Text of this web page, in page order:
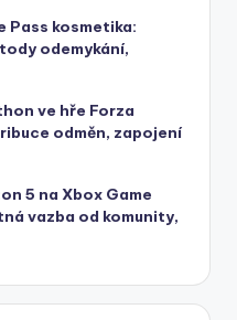
Pass kosmetika:
odemykání,
ve hře Forza
odměn, zapojení
5 na Xbox Game
vazba od komunity,